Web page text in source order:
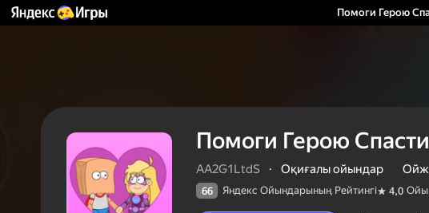
Помоги Герою
Помоги Герою
AA2G1LtdS · Оқиғалы ойындар
66 Яндекс Ойындарының Рейтингі 4,0